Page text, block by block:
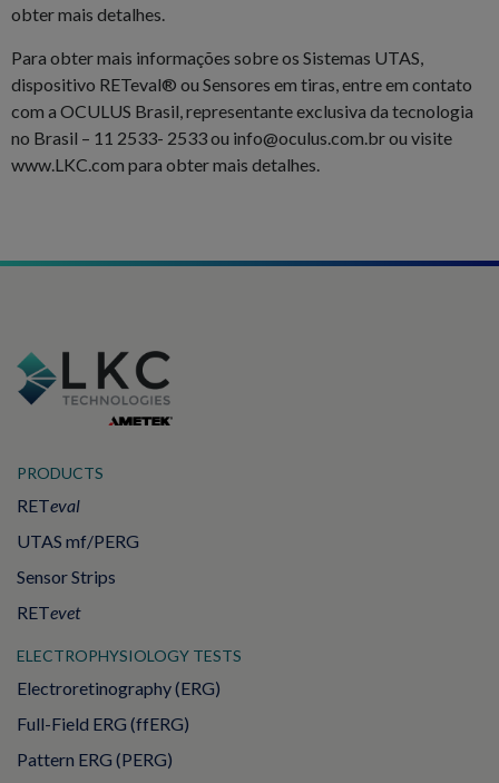
obter mais detalhes.
Para obter mais informações sobre os Sistemas UTAS,
dispositivo RETeval® ou Sensores em tiras, entre em contato
com a OCULUS Brasil, representante exclusiva da tecnologia
no Brasil – 11 2533- 2533 ou info@oculus.com.brou visite
www.LKC.com para obter mais detalhes.
PRODUCTS
RETeval
UTAS mf/PERG
Sensor Strips
RETevet
ELECTROPHYSIOLOGY TESTS
Electroretinography (ERG)
Full-Field ERG (ffERG)
Pattern ERG (PERG)